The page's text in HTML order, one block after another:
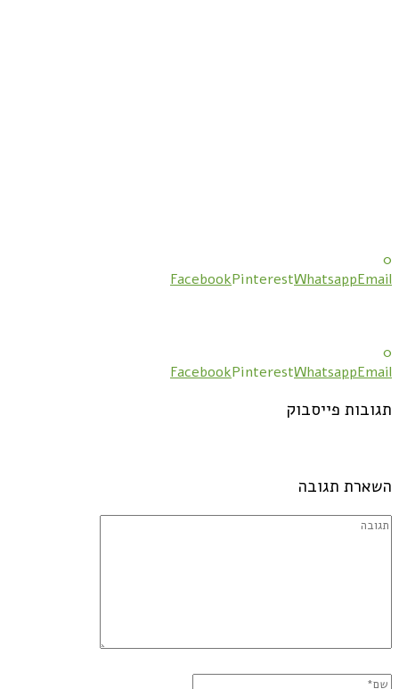
0
FacebookPinterestWhatsappEmail
0
FacebookPinterestWhatsappEmail
תגובות פייסבוק
השארת תגובה